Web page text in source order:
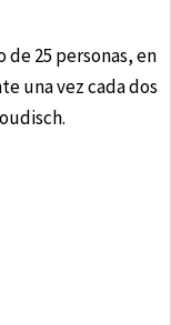
25 personas, en
una vez cada dos